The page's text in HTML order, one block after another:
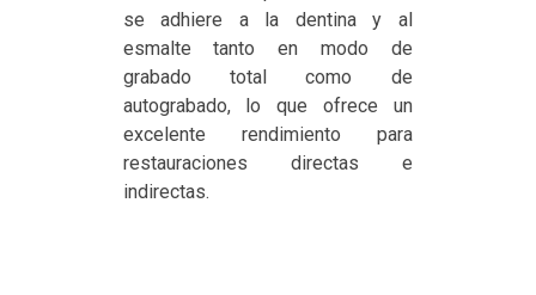
se adhiere a la dentina y al
esmalte tanto en modo de
grabado total como de
autograbado, lo que ofrece un
excelente rendimiento para
restauraciones directas e
indirectas.